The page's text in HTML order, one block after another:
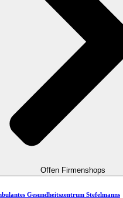
Offen Firmenshops
Gesundheitszentrum Stefelmanns